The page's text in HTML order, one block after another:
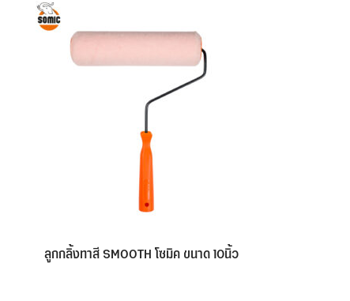
ลูกกลิ้งทาสี SMOOTH โซมิค ขนาด 10นิ้ว